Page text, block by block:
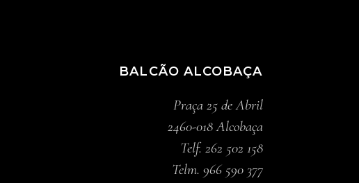
BALCÃO ALCOBAÇA
Praça 25 de Abril
2460-018 Alcobaça
Telf. 262 502 158
Telm. 966 590 377